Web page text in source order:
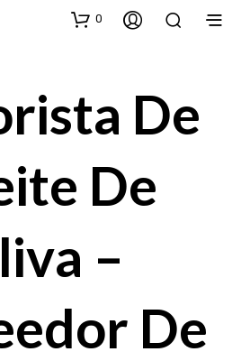
0
De
De
–
De